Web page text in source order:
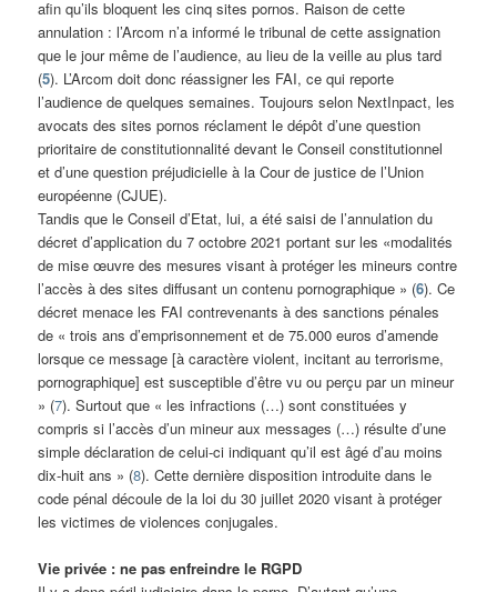
afin qu’ils bloquent les cinq sites pornos. Raison de cette
annulation : l’Arcom n’a informé le tribunal de cette assignation
que le jour même de l’audience, au lieu de la veille au plus tard
(5). L’Arcom doit donc réassigner les FAI, ce qui reporte
l’audience de quelques semaines. Toujours selon NextInpact, les
avocats des sites pornos réclament le dépôt d’une question
prioritaire de constitutionnalité devant le Conseil constitutionnel
et d’une question préjudicielle à la Cour de justice de l’Union
européenne (CJUE).
Tandis que le Conseil d’Etat, lui, a été saisi de l’annulation du
décret d’application du 7 octobre 2021 portant sur les «modalités
de mise œuvre des mesures visant à protéger les mineurs contre
l’accès à des sites diffusant un contenu pornographique » (6). Ce
décret menace les FAI contrevenants à des sanctions pénales
de « trois ans d’emprisonnement et de 75.000 euros d’amende
lorsque ce message [à caractère violent, incitant au terrorisme,
pornographique] est susceptible d’être vu ou perçu par un mineur
» (7). Surtout que « les infractions (…) sont constituées y
compris si l’accès d’un mineur aux messages (…) résulte d’une
simple déclaration de celui-ci indiquant qu’il est âgé d’au moins
dix-huit ans » (8). Cette dernière disposition introduite dans le
code pénal découle de la loi du 30 juillet 2020 visant à protéger
les victimes de violences conjugales.
Vie privée : ne pas enfreindre le RGPD